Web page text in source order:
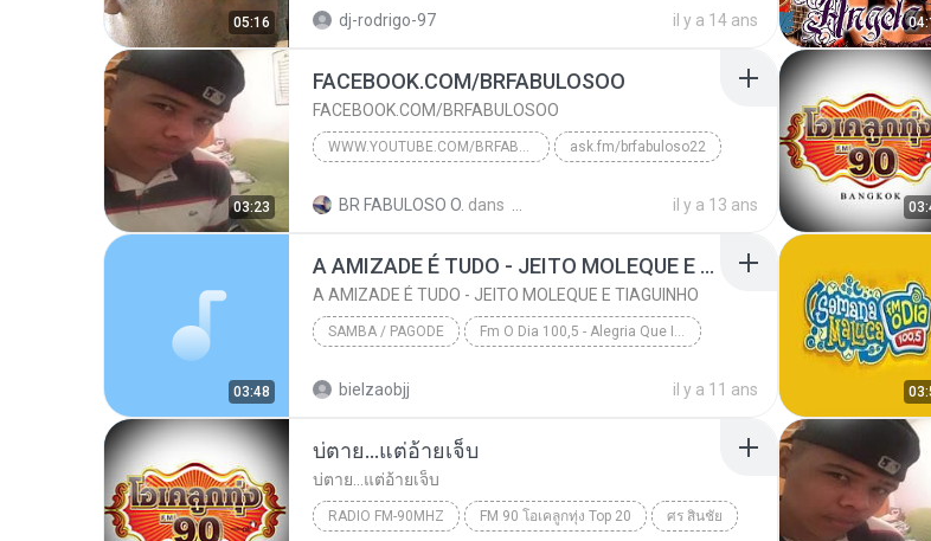
05:16 dj-rodrigo-97 il y a 14 ans
03:23
FACEBOOK.COM/BRFABULOSOO
FACEBOOK.COM/BRFABULOSOO
WWW.YOUTUBE.COM/BRFABULOSO ask.fm/brfabuloso22
FACEBOOK.COM/BRFABULOSOO
BR FABULOSO O. dans il y a 13 ans
03:48
A AMIZADE É TUDO - JEITO MOLEQUE E TIAGUINHO
A AMIZADE É TUDO - JEITO MOLEQUE E TIAGUINHO
SAMBA / PAGODE Fm O Dia 100,5 - Alegria Que Irradia Ao Vivo - www.musicasparabaixar.org
bielzaobjj il y a 11 ans
บ่ตาย...แต่อ้ายเจ็บ
บ่ตาย...แต่อ้ายเจ็บ
RADIO FM-90MHZ FM 90 โอเคลูกทุ่ง Top 20 ศร สินชัย